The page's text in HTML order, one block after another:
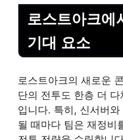
로스트아크에
기대 요소
로스트아크의 새로운
단의 전투도 한층 더
입니다. 특히, 신서버
될 때마다 팀은 재정비